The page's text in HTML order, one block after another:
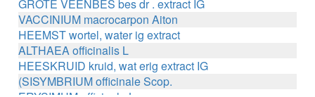
GROTE VEENBES bes dr . extract IG
VACCINIUM macrocarpon Aiton
HEEMST wortel, water ig extract
ALTHAEA officinalis L
HEESKRUID kruid, wat erig extract IG
(SISYMBRIUM officinale Scop.